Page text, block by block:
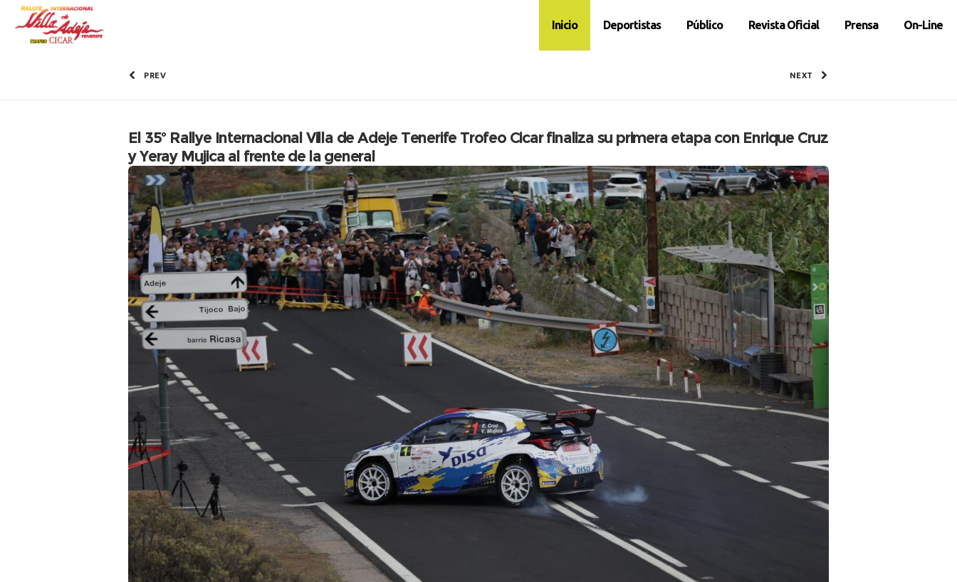
Inicio Deportistas Público Revista Oficial Prensa On-Line
PREV NEXT
El 35º Rallye Internacional Villa de Adeje Tenerife Trofeo Cicar finaliza su primera etapa con Enrique Cruz
y Yeray Mujica al frente de la general